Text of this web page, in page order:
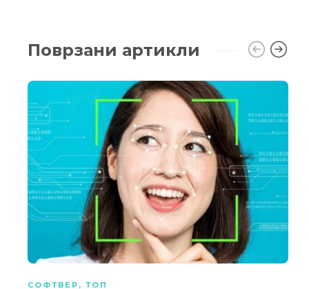
Поврзани артикли
СОФТВЕР , ТОП